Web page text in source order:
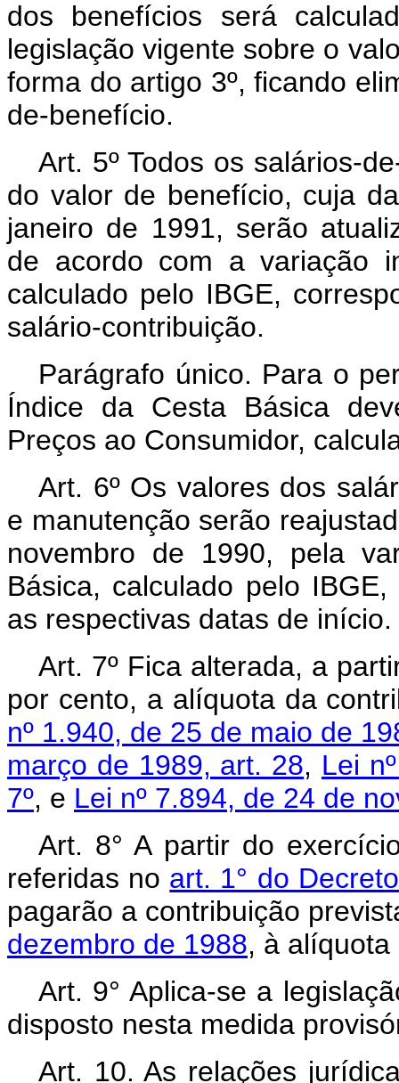
dos benefícios será
legislação vigente sobre o
forma do artigo 3º, ficando
de-benefício.
Art. 5º Todos os salários-
do valor de benefício, cuja
janeiro de 1991, serão
de acordo com a variação
calculado pelo IBGE,
salário-contribuição.
Parágrafo único. Para o
Índice da Cesta Básica
Preços ao Consumidor,
Art. 6º Os valores dos
e manutenção serão
novembro de 1990, pela
Básica, calculado pelo
as respectivas datas de início.
Art. 7º Fica alterada, a
por cento, a alíquota da
nº 1.940, de 25 de maio de
março de 1989, art. 28, Lei
7º, e Lei nº 7.894, de 24 de
Art. 8° A partir do
referidas no art. 1° do
pagarão a contribuição
dezembro de 1988, à
Art. 9° Aplica-se a
disposto nesta medida
Art. 10. As relações